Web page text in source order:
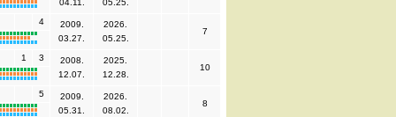
04.11.
05.25.
4
2009.
03.27.
2026.
05.25.
7
1 3
2008.
12.07.
2025.
12.28.
10
5
2009.
05.31.
2026.
08.02.
8